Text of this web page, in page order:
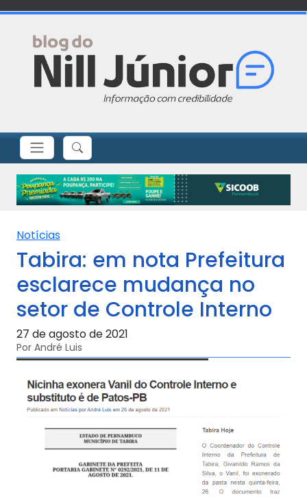
Notícias
Tabira: em nota Prefeitura
esclarece mudança no
setor de Controle Interno
27 de agosto de 2021
Por André Luis